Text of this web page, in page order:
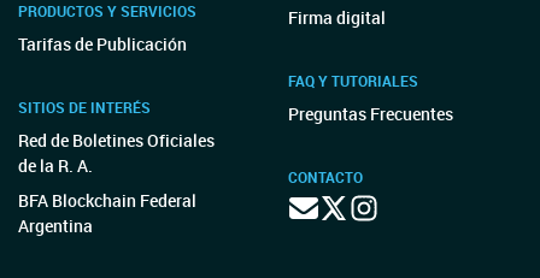
PRODUCTOS Y SERVICIOS
Tarifas de Publicación
SITIOS DE INTERÉS
Red de Boletines Oficiales
de la R. A.
BFA Blockchain Federal
Argentina
Firma digital
FAQ Y TUTORIALES
Preguntas Frecuentes
CONTACTO